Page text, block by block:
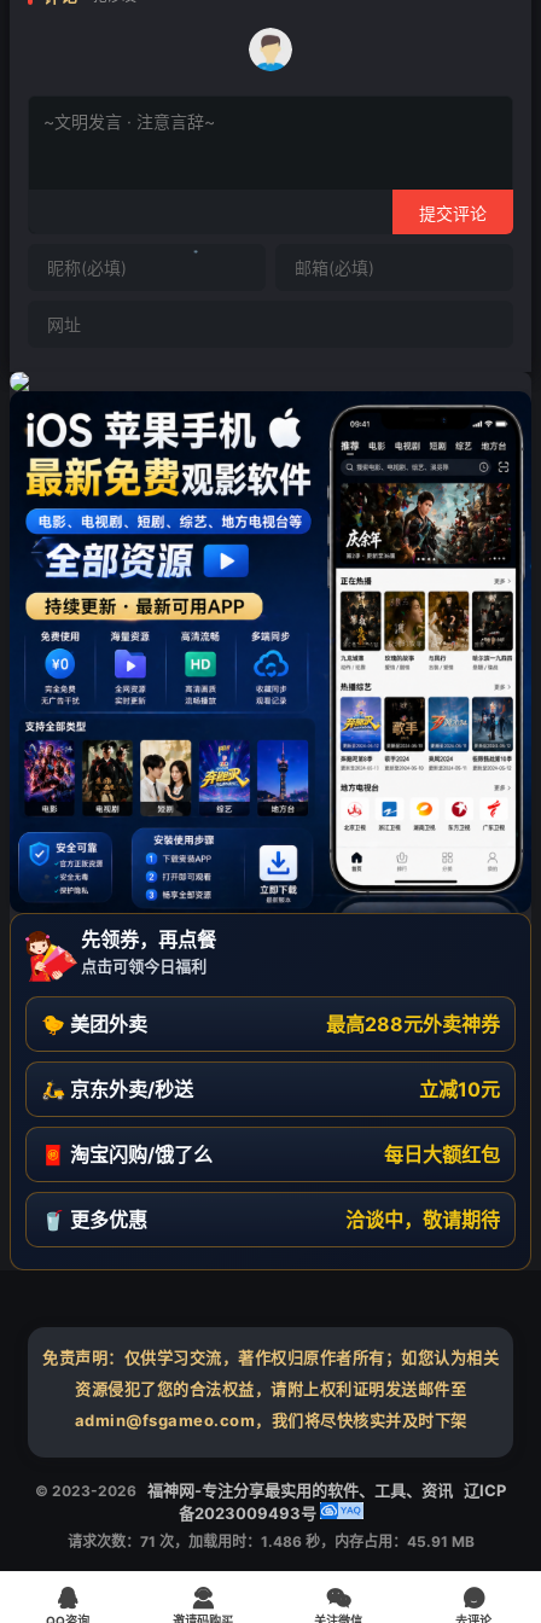
提交评论
先领券，再点餐
点击可领今日福利
🐤 美团外卖 最高288元外卖神券
🛵 京东外卖/秒送 立减10元
🧧 淘宝闪购/饿了么 每日大额红包
🥤 更多优惠 洽谈中，敬请期待
免责声明：仅供学习交流，著作权归原作者所有；如您认为相关
资源侵犯了您的合法权益，请附上权利证明发送邮件至
admin@fsgameo.com，我们将尽快核实并及时下架
© 2023-2026 福神网-专注分享最实用的软件、工具、资讯 辽ICP
备2023009493号
请求次数：71 次，加载用时：1.486 秒，内存占用：45.91 MB
   